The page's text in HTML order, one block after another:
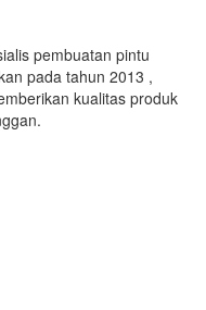
pembuatan pintu
pada tahun 2013 ,
kualitas produk